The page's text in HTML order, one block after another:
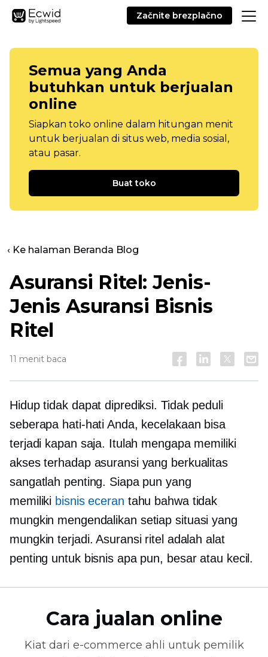
Začnite brezplačno
Semua yang Anda
butuhkan untuk berjualan
online
Siapkan toko online dalam hitungan menit
untuk berjualan di situs web, media sosial,
atau pasar.
Buat toko
‹ Ke halaman Beranda Blog
Asuransi Ritel: Jenis-
Jenis Asuransi Bisnis
Ritel
11 menit baca
Hidup tidak dapat diprediksi. Tidak peduli
seberapa hati-hati Anda, kecelakaan bisa
terjadi kapan saja. Itulah mengapa memiliki
akses terhadap asuransi yang berkualitas
sangatlah penting. Siapa pun yang
memiliki bisnis eceran tahu bahwa tidak
mungkin mengendalikan setiap situasi yang
mungkin terjadi. Asuransi ritel adalah alat
penting untuk bisnis apa pun, besar atau kecil.
Cara jualan online
Kiat dari e-commerce ahli untuk pemilik